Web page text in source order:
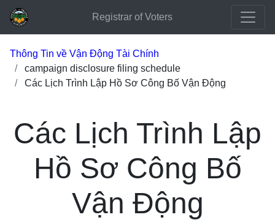
Registrar of Voters
Thông Tin về Vận Động Tài Chính
campaign disclosure filing schedule
Các Lịch Trình Lập Hồ Sơ Công Bố Vận Động
Các Lịch Trình Lập
Hồ Sơ Công Bố
Vận Động